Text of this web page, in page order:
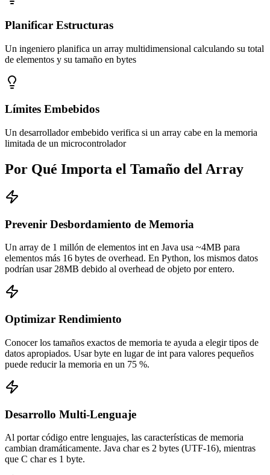
Planificar Estructuras
Un ingeniero planifica un array multidimensional calculando su total
de elementos y su tamaño en bytes
Límites Embebidos
Un desarrollador embebido verifica si un array cabe en la memoria
limitada de un microcontrolador
Por Qué Importa el Tamaño del Array
Prevenir Desbordamiento de Memoria
Un array de 1 millón de elementos int en Java usa ~4MB para
elementos más 16 bytes de overhead. En Python, los mismos datos
podrían usar 28MB debido al overhead de objeto por entero.
Optimizar Rendimiento
Conocer los tamaños exactos de memoria te ayuda a elegir tipos de
datos apropiados. Usar byte en lugar de int para valores pequeños
puede reducir la memoria en un 75 %.
Desarrollo Multi-Lenguaje
Al portar código entre lenguajes, las características de memoria
cambian dramáticamente. Java char es 2 bytes (UTF-16), mientras
que C char es 1 byte.